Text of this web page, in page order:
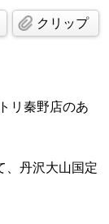
クリップ
リ秦野店のあ
、丹沢大山国定